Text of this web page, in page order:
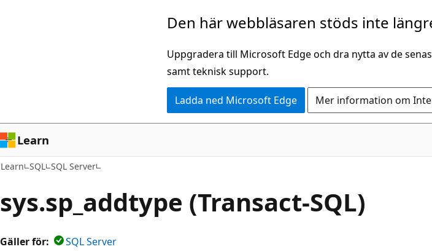
Den här webbläsaren stöds inte
Uppgradera till Microsoft Edge och dra nytta av de
samt teknisk support.
Ladda ned Microsoft Edge Mer information om
Learn
Learn SQL SQL Server
sys.sp_addtype (Transact-SQL)
Gäller för:
SQL Server